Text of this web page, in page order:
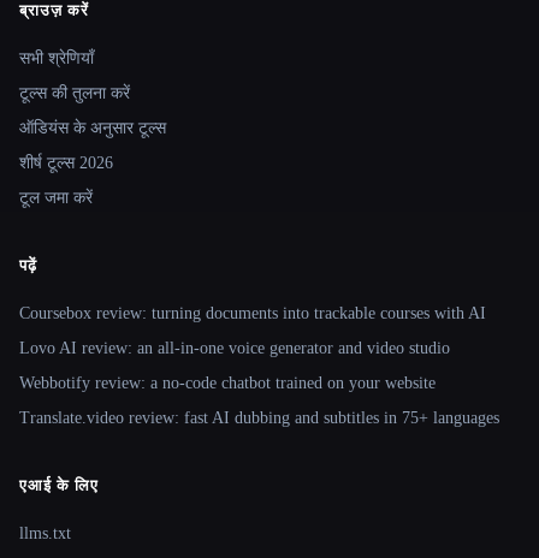
Site navigation
ब्राउज़ करें
सभी श्रेणियाँ
टूल्स की तुलना करें
ऑडियंस के अनुसार टूल्स
शीर्ष टूल्स 2026
टूल जमा करें
पढ़ें
Coursebox review: turning documents into trackable courses with AI
Lovo AI review: an all-in-one voice generator and video studio
Webbotify review: a no-code chatbot trained on your website
Translate.video review: fast AI dubbing and subtitles in 75+ languages
एआई के लिए
llms.txt